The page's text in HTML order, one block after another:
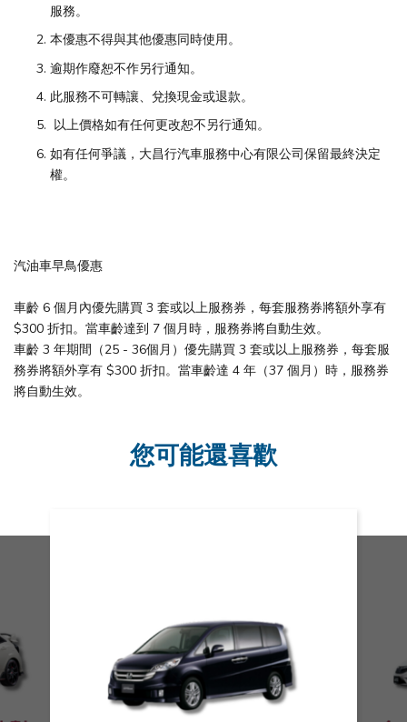
服務。
本優惠不得與其他優惠同時使用。
逾期作廢恕不作另行通知。
此服務不可轉讓、兌換現金或退款。
以上價格如有任何更改恕不另行通知。
如有任何爭議，大昌行汽車服務中心有限公司保留最終決定
權。
汽油車早鳥優惠
車齡 6 個月內優先購買 3 套或以上服務券，每套服務券將額外享有
$300 折扣。當車齡達到 7 個月時，服務券將自動生效。
車齡 3 年期間（25 - 36個月）優先購買 3 套或以上服務券，每套服
務券將額外享有 $300 折扣。當車齡達 4 年（37 個月）時，服務券
將自動生效。
您可能還喜歡